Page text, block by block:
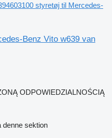
styretøj til Mercedes-
Benz Vito w639 van
ODPOWIEDZIALNOŚCIĄ
denne sektion